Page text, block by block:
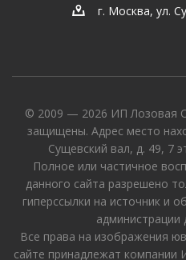
г. Москва, ул.
© 2009 — 2026 ИП Лозовая
защищены. Адрес место
Сущевский вал, д. 49, 7
Полное или частичное
данного сайта разрешено
гиперссылки на источник и
администрации
Все права на изображения
сайте принадлежат компании